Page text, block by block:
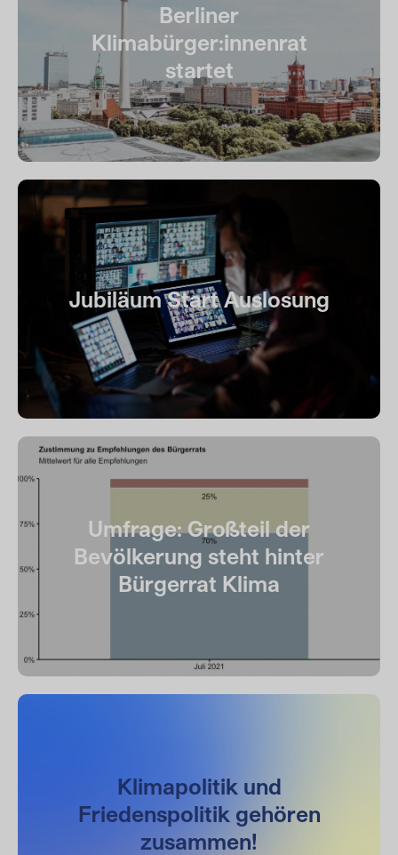
Berliner
Klimabürger:innenrat
startet
Jubiläum Start Auslosung
Umfrage: Großteil der
Bevölkerung steht hinter
Bürgerrat Klima
Klimapolitik und
Friedenspolitik gehören
zusammen!